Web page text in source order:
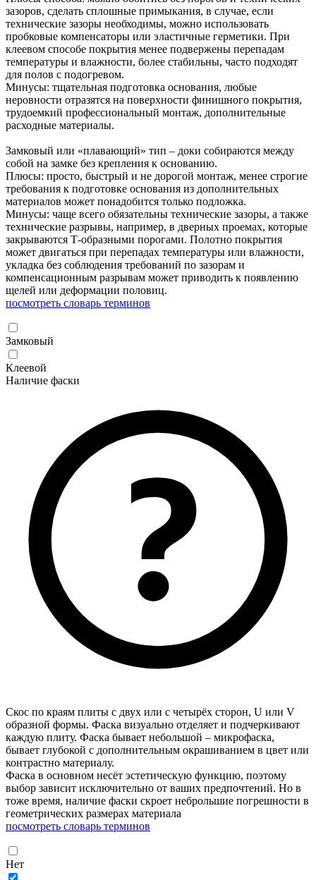
зазоров, сделать сплошные примыкания, в случае, если
технические зазоры необходимы, можно использовать
пробковые компенсаторы или эластичные герметики. При
клеевом способе покрытия менее подвержены перепадам
температуры и влажности, более стабильны, часто подходят
для полов с подогревом.
Минусы: тщательная подготовка основания, любые
неровности отразятся на поверхности финишного покрытия,
трудоемкий профессиональный монтаж, дополнительные
расходные материалы.
Замковый или «плавающий» тип – доки собираются между
собой на замке без крепления к основанию.
Плюсы: просто, быстрый и не дорогой монтаж, менее строгие
требования к подготовке основания из дополнительных
материалов может понадобится только подложка.
Минусы: чаще всего обязательны технические зазоры, а также
технические разрывы, например, в дверных проемах, которые
закрываются Т-образными порогами. Полотно покрытия
может двигаться при перепадах температуры или влажности,
укладка без соблюдения требований по зазорам и
компенсационным разрывам может приводить к появлению
щелей или деформации половиц.
посмотреть словарь терминов
Замковый
Клеевой
Наличие фаски
Скос по краям плиты с двух или с четырёх сторон, U или V
образной формы. Фаска визуально отделяет и подчеркивают
каждую плиту. Фаска бывает небольшой – микрофаска,
бывает глубокой с дополнительным окрашиванием в цвет или
контрастно материалу.
Фаска в основном несёт эстетическую функцию, поэтому
выбор зависит исключительно от ваших предпочтений. Но в
тоже время, наличие фаски скроет неброльшие погрешности в
геометрических размерах материала
посмотреть словарь терминов
Нет